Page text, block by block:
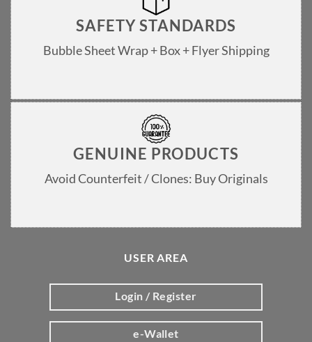
SAFETY STANDARDS
Bubble Sheet Wrap + Box + Flyer Shipping
GENUINE PRODUCTS
Avoid Counterfeit / Clones: Buy Originals
USER AREA
Login / Register
e-Wallet